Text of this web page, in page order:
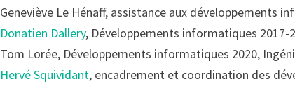
Geneviève Le Hénaff, assistance aux développements
Donatien Dallery, Développements informatiques
Tom Lorée, Développements informatiques 2020,
Hervé Squividant, encadrement et coordination des